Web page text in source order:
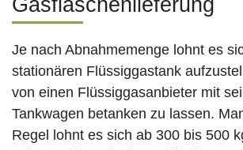
Gasflaschenlieferung
Je nach Abnahmemenge lohnt es
stationären Flüssiggastank
von einen Flüssiggasanbieter mit
Tankwagen betanken zu lassen.
Regel lohnt es sich ab 300 bis 500